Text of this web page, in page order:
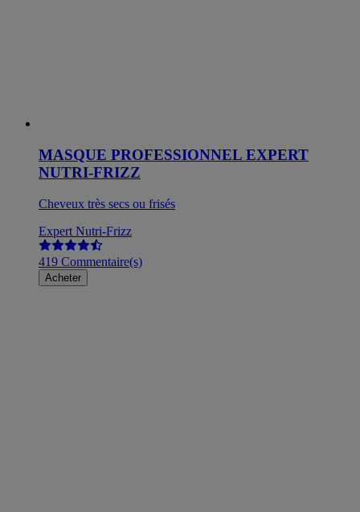
MASQUE PROFESSIONNEL EXPERT
NUTRI-FRIZZ
Cheveux très secs ou frisés
Expert Nutri-Frizz
419 Commentaire(s)
Acheter